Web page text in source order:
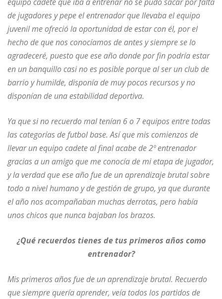
de jugadores y pepe el entrenador que llevaba el equipo
juvenil me ofreció la oportunidad de estar con él, por el
hecho de que nos conocíamos de antes y siempre se lo
agradeceré, puesto que ese año donde por fin podría estar
en un banquillo casi no es posible porque al ser un club de
barrio y humilde, disponía de muy pocos recursos y no
disponían de una estabilidad deportiva.
Ya que si no recuerdo mal tenían 6 o 7 equipos entre todas
las categorías de futbol base. Así que mis comienzos de
llevar un equipo cadete al final acabe de 2º entrenador
gracias a un amigo que me conocía de mi etapa de jugador,
y la verdad que ese año fue de un aprendizaje brutal sobre
todo a nivel humano y de gestión de grupo, ya que durante
el año nos acompañaban muchas derrotas, pero había
unos chicos que nunca bajaban los brazos.
¿Qué recuerdos tienes de tus primeros años como
entrenador?
Mis primeros años fue de un aprendizaje brutal. Recuerdo
que siempre quería aprender, veía todos los partidos de